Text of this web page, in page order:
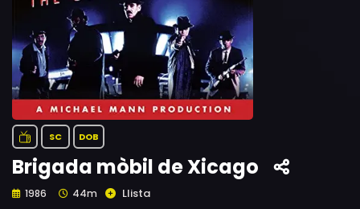
SC DOB
Brigada mòbil de Xicago
1986 44m Llista